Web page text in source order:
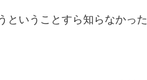
ということすら知らなかった